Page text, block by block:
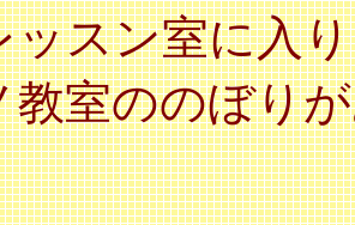
ッスン室に入
教室ののぼり